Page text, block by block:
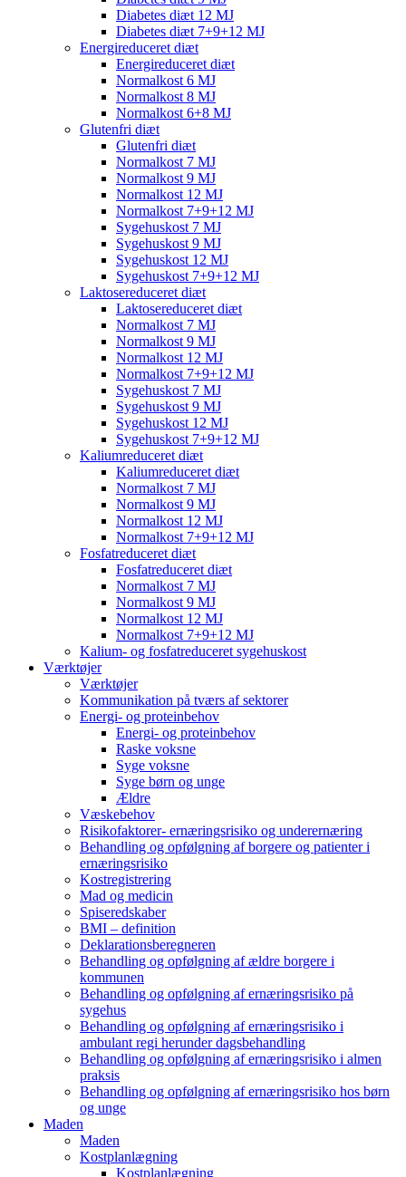
Diabetes diæt 12 MJ
Diabetes diæt 7+9+12 MJ
Energireduceret diæt
Energireduceret diæt
Normalkost 6 MJ
Normalkost 8 MJ
Normalkost 6+8 MJ
Glutenfri diæt
Glutenfri diæt
Normalkost 7 MJ
Normalkost 9 MJ
Normalkost 12 MJ
Normalkost 7+9+12 MJ
Sygehuskost 7 MJ
Sygehuskost 9 MJ
Sygehuskost 12 MJ
Sygehuskost 7+9+12 MJ
Laktosereduceret diæt
Laktosereduceret diæt
Normalkost 7 MJ
Normalkost 9 MJ
Normalkost 12 MJ
Normalkost 7+9+12 MJ
Sygehuskost 7 MJ
Sygehuskost 9 MJ
Sygehuskost 12 MJ
Sygehuskost 7+9+12 MJ
Kaliumreduceret diæt
Kaliumreduceret diæt
Normalkost 7 MJ
Normalkost 9 MJ
Normalkost 12 MJ
Normalkost 7+9+12 MJ
Fosfatreduceret diæt
Fosfatreduceret diæt
Normalkost 7 MJ
Normalkost 9 MJ
Normalkost 12 MJ
Normalkost 7+9+12 MJ
Kalium- og fosfatreduceret sygehuskost
Værktøjer
Værktøjer
Kommunikation på tværs af sektorer
Energi- og proteinbehov
Energi- og proteinbehov
Raske voksne
Syge voksne
Syge børn og unge
Ældre
Væskebehov
Risikofaktorer- ernæringsrisiko og underernæring
Behandling og opfølgning af borgere og patienter i
ernæringsrisiko
Kostregistrering
Mad og medicin
Spiseredskaber
BMI – definition
Deklarationsberegneren
Behandling og opfølgning af ældre borgere i
kommunen
Behandling og opfølgning af ernæringsrisiko på
sygehus
Behandling og opfølgning af ernæringsrisiko i
ambulant regi herunder dagsbehandling
Behandling og opfølgning af ernæringsrisiko i almen
praksis
Behandling og opfølgning af ernæringsrisiko hos børn
og unge
Maden
Maden
Kostplanlægning
Kostplanlægning